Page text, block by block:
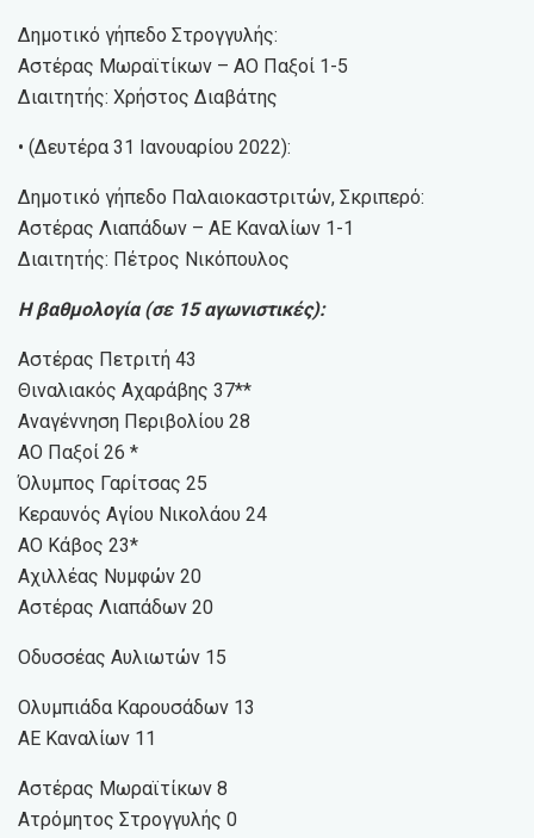
Δημοτικό γήπεδο Στρογγυλής:
Αστέρας Μωραϊτίκων – ΑΟ Παξοί 1-5
Διαιτητής: Χρήστος Διαβάτης
• (Δευτέρα 31 Ιανουαρίου 2022):
Δημοτικό γήπεδο Παλαιοκαστριτών, Σκριπερό:
Αστέρας Λιαπάδων – ΑΕ Καναλίων 1-1
Διαιτητής: Πέτρος Νικόπουλος
Η βαθμολογία (σε 15 αγωνιστικές):
Αστέρας Πετριτή 43
Θιναλιακός Αχαράβης 37**
Αναγέννηση Περιβολίου 28
ΑΟ Παξοί 26 *
Όλυμπος Γαρίτσας 25
Κεραυνός Αγίου Νικολάου 24
ΑΟ Κάβος 23*
Αχιλλέας Νυμφών 20
Αστέρας Λιαπάδων 20
Οδυσσέας Αυλιωτών 15
Ολυμπιάδα Καρουσάδων 13
ΑΕ Καναλίων 11
Αστέρας Μωραϊτίκων 8
Ατρόμητος Στρογγυλής 0